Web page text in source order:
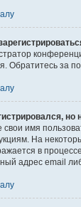
Обратитесь за
но
свои имя
На
в
адрес email